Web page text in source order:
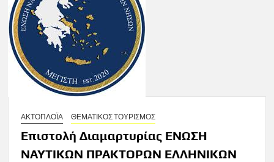
ΑΚΤΟΠΛΟΪΑ ΘΕΜΑΤΙΚΟΣ ΤΟΥΡΙΣΜΟΣ
Επιστολή Διαμαρτυρίας ΕΝΩΣΗ
ΝΑΥΤΙΚΩΝ ΠΡΑΚΤΟΡΩΝ ΕΛΛΗΝΙΚΩΝ